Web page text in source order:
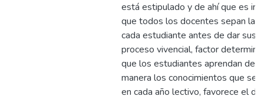
está estipulado y de ahí que es
que todos los docentes sepan la
cada estudiante antes de dar sus
proceso vivencial, factor
que los estudiantes aprendan de
manera los conocimientos que se
en cada año lectivo, favorece el